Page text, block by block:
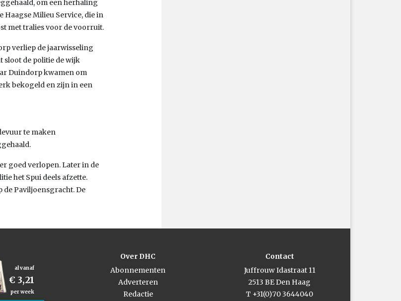
om een herhaling
Milieu Service, die in
met tralies voor de voorruit.
verliep de jaarwisseling
sloot de politie de wijk
Duindorp kwamen om
bekogeld en zijn in een
te maken
goed verlopen. Later in de
het Spui deels afzette.
de Paviljoensgracht. De
al vanaf
€ 3,21
per week
Over DHC
Abonnementen
Adverteren
Redactie
Contact
Juffrouw Idastraat 11
2513 BE Den Haag
T +31(0)70 3644040